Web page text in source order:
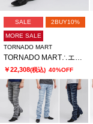
SALE 2BUY10%
MORE SALE
TORNADO MART
￥22,308(税込) 40%OFF